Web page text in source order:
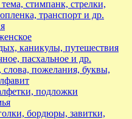
стимпанк, стрелки,
транспорт и др.
каникулы, путешествия
пасхальное и др.
пожелания, буквы,
подложки
бордюры, завитки,